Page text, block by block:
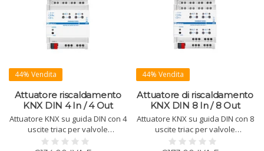
44% Vendita
Attuatore riscaldamento
KNX DIN 4 In / 4 Out
Attuatore KNX su guida DIN con 4
uscite triac per valvole
termoelettiche e 4 ingressi
44% Vendita
Attuatore di riscaldamento
KNX DIN 8 In / 8 Out
Attuatore KNX su guida DIN con 8
uscite triac per valvole
termoelettiche e 8 ingressi